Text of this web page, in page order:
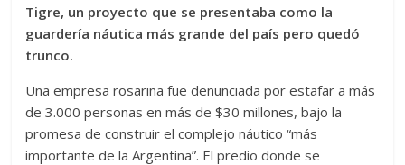
Tigre, un proyecto que se presentaba como la
guardería náutica más grande del país pero quedó
trunco.
Una empresa rosarina fue denunciada por estafar a más
de 3.000 personas en más de $30 millones, bajo la
promesa de construir el complejo náutico “más
importante de la Argentina”. El predio donde se